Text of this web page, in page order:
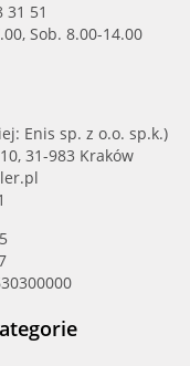
31 51
Sob. 8.00-14.00
Enis sp. z o.o. sp.k.)
31-983 Kraków